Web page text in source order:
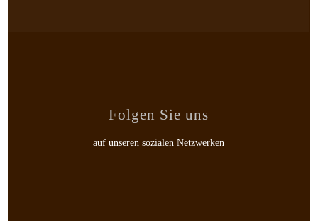
Folgen Sie uns
auf unseren sozialen Netzwerken